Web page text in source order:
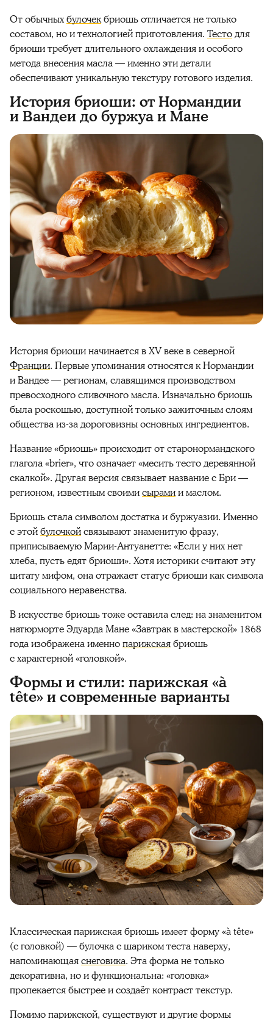
От обычныхбулочекбриошь отличается не только
составом, но и технологией приготовления. Тестодля
бриоши требует длительного охлаждения и особого
метода внесения масла — именно эти детали
обеспечивают уникальную текстуру готового изделия.
История бриоши: от Нормандии
и Вандеи до буржуа и Мане
История бриоши начинается в XV веке в северной
Франции. Первые упоминания относятся к Нормандии
и Вандее — регионам, славящимся производством
превосходного сливочного масла. Изначально бриошь
была роскошью, доступной только зажиточным слоям
общества из-за дороговизны основных ингредиентов.
Название «бриошь» происходит от старонормандского
глагола «brier», что означает «месить тесто деревянной
скалкой». Другая версия связывает название с Бри —
регионом, известным своимисырамии маслом.
Бриошь стала символом достатка и буржуазии. Именно
с этойбулочкойсвязывают знаменитую фразу,
приписываемую Марии-Антуанетте: «Если у них нет
хлеба, пусть едят бриоши». Хотя историки считают эту
цитату мифом, она отражает статус бриоши как символа
социального неравенства.
В искусстве бриошь тоже оставила след: на знаменитом
натюрморте Эдуарда Мане «Завтрак в мастерской» 1868
года изображена именнопарижскаябриошь
с характерной «головкой».
Формы и стили: парижская «à
tête» и современные варианты
Классическая парижская бриошь имеет форму «à tête»
(с головкой) — булочка с шариком теста наверху,
напоминающаяснеговика. Эта форма не только
декоративна, но и функциональна: «головка»
пропекается быстрее и создаёт контраст текстур.
Помимо парижской, существуют и другие формы